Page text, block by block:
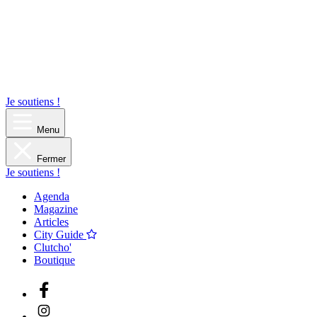
Je soutiens !
Menu
Fermer
Je soutiens !
Agenda
Magazine
Articles
City Guide
Clutcho'
Boutique